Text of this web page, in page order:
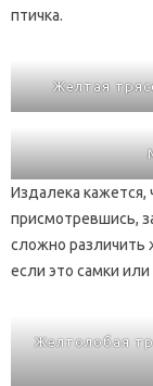
птичка.
Желтая
Издалека кажется,
присмотревшись,
сложно различить
если это самки
Желтолобая